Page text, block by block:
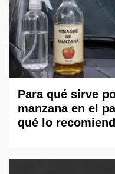
Para qué sirve
manzana en el
qué lo